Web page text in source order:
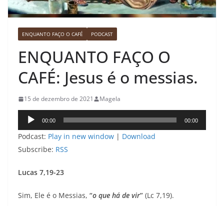
ENQUANTO FAÇO O CAFÉ PODCAST
ENQUANTO FAÇO O
CAFÉ: Jesus é o messias.
15 de dezembro de 2021 Magela
Tocador
de
áudio
00:00 00:00
Podcast: Play in new window | Download
Subscribe: RSS
Lucas 7,19-23
Sim, Ele é o Messias, “o que há de vir” (Lc 7,19).